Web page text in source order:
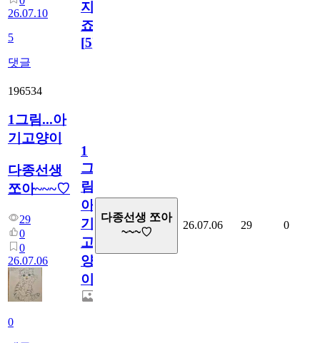
26.07.10
5
댓글
지
죠.?
[5]
196534
1그림...아
기고양이
다종선생
쪼아~~~♡
29
0
0
26.07.06
0
1
그
림...
아
기
고
양
이
다종선생 쪼아
~~~♡
26.07.06 29 0